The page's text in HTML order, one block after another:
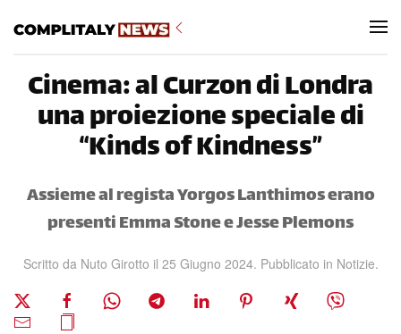
Cinema: al Curzon di Londra
una proiezione speciale di
“Kinds of Kindness”
Assieme al regista Yorgos Lanthimos erano
presenti Emma Stone e Jesse Plemons
Scritto da Nuto Girotto il 25 Giugno 2024. Pubblicato in Notizie.